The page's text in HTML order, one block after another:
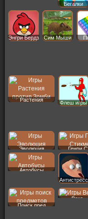
Бегалки
Энгри Бердз Сим Мыши
Растения
Флеш игры
Эволюция Генри
Автобусы
Антистресс
Поиск пред
Векс